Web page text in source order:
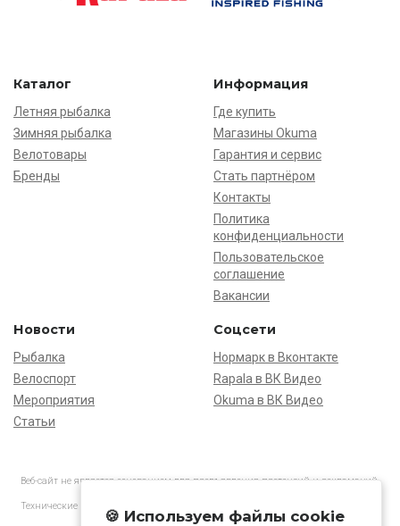
Каталог
Летняя рыбалка
Зимняя рыбалка
Велотовары
Бренды
Информация
Где купить
Магазины Okuma
Гарантия и сервис
Стать партнёром
Контакты
Политика
конфиденциальности
Пользовательское
соглашение
Вакансии
Новости
Рыбалка
Велоспорт
Мероприятия
Статьи
Соцсети
Нормарк в Вконтакте
Rapala в ВК Видео
Okuma в ВК Видео
Веб-сайт не является основанием для предъявления претензий и рекламаций,
Технические характеристики товаров могут отличаться от указанных на сайте.
🍪 Используем файлы cookie